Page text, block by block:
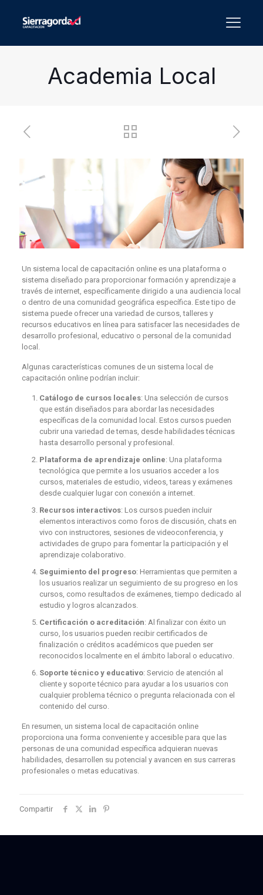
Academia Local
Un sistema local de capacitación online es una plataforma o
sistema diseñado para proporcionar formación y aprendizaje a
través de internet, específicamente dirigido a una audiencia local
o dentro de una comunidad geográfica específica. Este tipo de
sistema puede ofrecer una variedad de cursos, talleres y
recursos educativos en línea para satisfacer las necesidades de
desarrollo profesional, educativo o personal de la comunidad
local.
Algunas características comunes de un sistema local de
capacitación online podrían incluir:
Catálogo de cursos locales: Una selección de cursos
que están diseñados para abordar las necesidades
específicas de la comunidad local. Estos cursos pueden
cubrir una variedad de temas, desde habilidades técnicas
hasta desarrollo personal y profesional.
Plataforma de aprendizaje online: Una plataforma
tecnológica que permite a los usuarios acceder a los
cursos, materiales de estudio, videos, tareas y exámenes
desde cualquier lugar con conexión a internet.
Recursos interactivos: Los cursos pueden incluir
elementos interactivos como foros de discusión, chats en
vivo con instructores, sesiones de videoconferencia, y
actividades de grupo para fomentar la participación y el
aprendizaje colaborativo.
Seguimiento del progreso: Herramientas que permiten a
los usuarios realizar un seguimiento de su progreso en los
cursos, como resultados de exámenes, tiempo dedicado al
estudio y logros alcanzados.
Certificación o acreditación: Al finalizar con éxito un
curso, los usuarios pueden recibir certificados de
finalización o créditos académicos que pueden ser
reconocidos localmente en el ámbito laboral o educativo.
Soporte técnico y educativo: Servicio de atención al
cliente y soporte técnico para ayudar a los usuarios con
cualquier problema técnico o pregunta relacionada con el
contenido del curso.
En resumen, un sistema local de capacitación online
proporciona una forma conveniente y accesible para que las
personas de una comunidad específica adquieran nuevas
habilidades, desarrollen su potencial y avancen en sus carreras
profesionales o metas educativas.
Compartir